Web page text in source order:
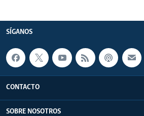
SÍGANOS
CONTACTO
SOBRE NOSOTROS